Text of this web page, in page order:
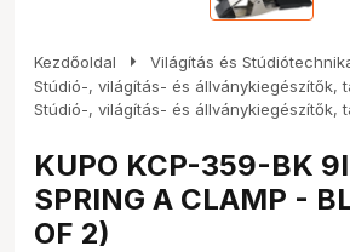
Kezdőoldal arrow_right Világítás és
Stúdió-, világítás- és állványkiegészítők,
Stúdió-, világítás- és állványkiegészítők,
KUPO KCP-359-BK
SPRING A CLAMP -
OF 2)